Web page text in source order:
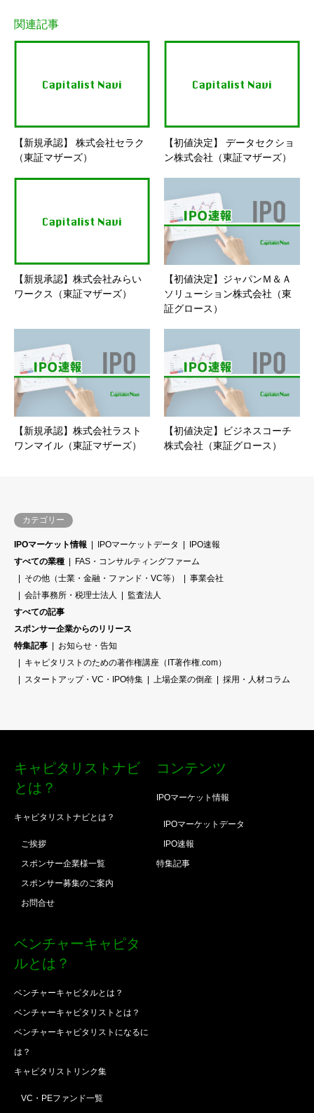
関連記事
【新規承認】 株式会社セラク
（東証マザーズ）
【初値決定】 データセクショ
ン株式会社（東証マザーズ）
【新規承認】株式会社みらい
ワークス（東証マザーズ）
【初値決定】ジャパンＭ＆Ａ
ソリューション株式会社（東
証グロース）
【新規承認】株式会社ラスト
ワンマイル（東証マザーズ）
【初値決定】ビジネスコーチ
株式会社（東証グロース）
カテゴリー
IPOマーケット情報 IPOマーケットデータ
IPO速報
すべての業種
FAS・コンサルティングファーム
その他（士業・金融・ファンド・VC等）
事業会社
会計事務所・税理士法人
監査法人
すべての記事
スポンサー企業からのリリース
特集記事
お知らせ・告知
キャピタリストのための著作権講座（IT著作権.com）
スタートアップ・VC・IPO特集
上場企業の倒産 採用・人材コラム
キャピタリストナビ
とは？
キャピタリストナビとは？
ご挨拶
スポンサー企業様一覧
スポンサー募集のご案内
お問合せ
コンテンツ
IPOマーケット情報
IPOマーケットデータ
IPO速報
特集記事
ベンチャーキャピタ
ルとは？
ベンチャーキャピタルとは？
ベンチャーキャピタリストとは？
ベンチャーキャピタリストになるに
は？
キャピタリストリンク集
VC・PEファンド一覧